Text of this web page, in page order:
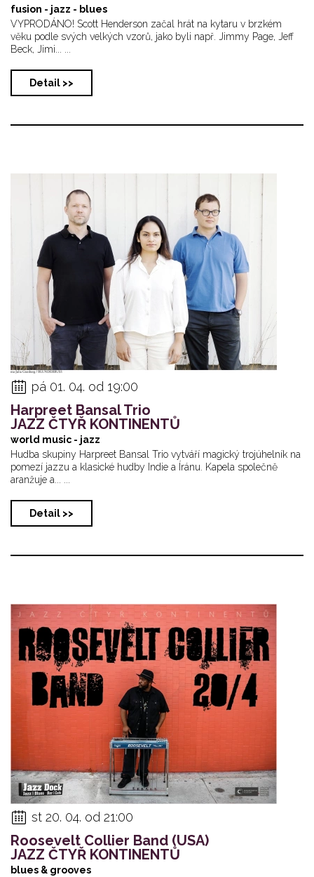
fusion - jazz - blues
VYPRODÁNO! Scott Henderson začal hrát na kytaru v brzkém
věku podle svých velkých vzorů, jako byli např. Jimmy Page, Jeff
Beck, Jimi... ...
Detail >>
pá 01. 04. od 19:00
Harpreet Bansal Trio
JAZZ ČTYŘ KONTINENTŮ
world music - jazz
Hudba skupiny Harpreet Bansal Trio vytváří magický trojúhelník na
pomezí jazzu a klasické hudby Indie a Íránu. Kapela společně
aranžuje a... ...
Detail >>
st 20. 04. od 21:00
Roosevelt Collier Band (USA)
JAZZ ČTYŘ KONTINENTŮ
blues & grooves